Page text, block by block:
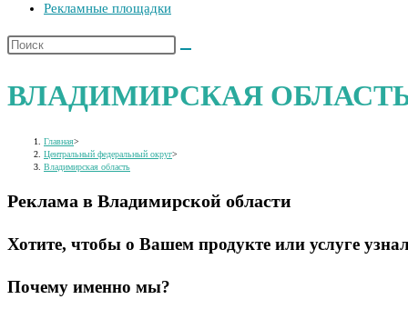
Рекламные площадки
Поиск
сайте
ВЛАДИМИРСКАЯ
Главная>
Центральный федеральный округ>
Владимирская область
Реклама в Владимирской области
Хотите, чтобы о Вашем продукте или услуге
Почему именно мы?